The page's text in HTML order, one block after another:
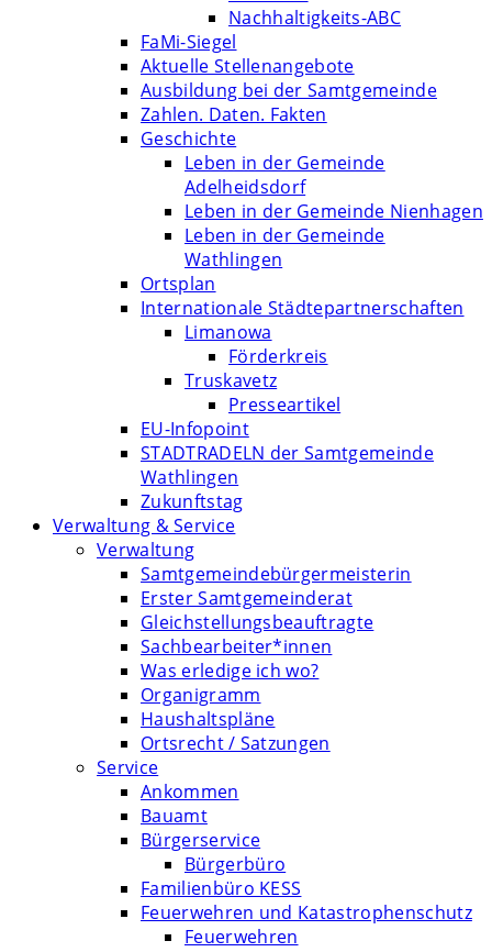
Nachhaltigkeits-ABC
FaMi-Siegel
Aktuelle Stellenangebote
Ausbildung bei der Samtgemeinde
Zahlen. Daten. Fakten
Geschichte
Leben in der Gemeinde
Adelheidsdorf
Leben in der Gemeinde Nienhagen
Leben in der Gemeinde
Wathlingen
Ortsplan
Internationale Städtepartnerschaften
Limanowa
Förderkreis
Truskavetz
Presseartikel
EU-Infopoint
STADTRADELN der Samtgemeinde
Wathlingen
Zukunftstag
Verwaltung & Service
Verwaltung
Samtgemeindebürgermeisterin
Erster Samtgemeinderat
Gleichstellungsbeauftragte
Sachbearbeiter*innen
Was erledige ich wo?
Organigramm
Haushaltspläne
Ortsrecht / Satzungen
Service
Ankommen
Bauamt
Bürgerservice
Bürgerbüro
Familienbüro KESS
Feuerwehren und Katastrophenschutz
Feuerwehren